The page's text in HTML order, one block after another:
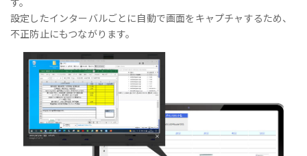
設定したインターバルごとに自動で画面をキャプチャするため、
不正防止にもつながります。